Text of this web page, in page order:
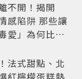
不開！揭開
感陷阱 那些讓
愛」為何比菸
法式甜點、北